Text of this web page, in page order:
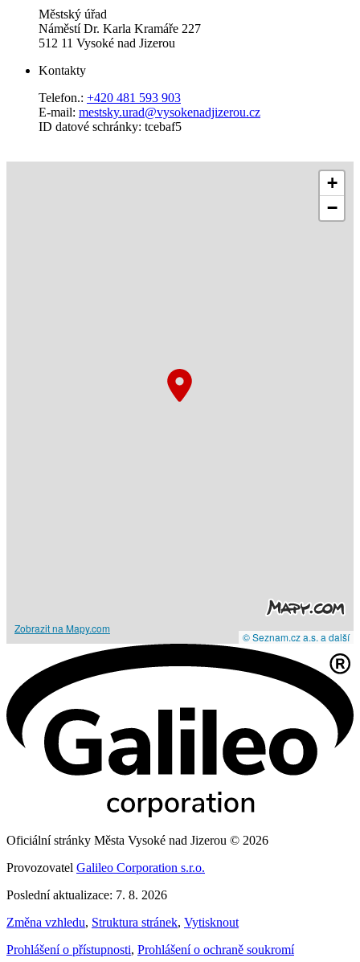
Městský úřad
Náměstí Dr. Karla Kramáře 227
512 11 Vysoké nad Jizerou
Kontakty
Telefon.: +420 481 593 903
E-mail: mestsky.urad@vysokenadjizerou.cz
ID datové schránky: tcebaf5
+
−
Zobrazit na Mapy.com
© Seznam.cz a.s. a další
Oficiální stránky Města Vysoké nad Jizerou © 2026
Provozovatel Galileo Corporation s.r.o.
Poslední aktualizace: 7. 8. 2026
Změna vzhledu, Struktura stránek, Vytisknout
Prohlášení o přístupnosti, Prohlášení o ochraně soukromí